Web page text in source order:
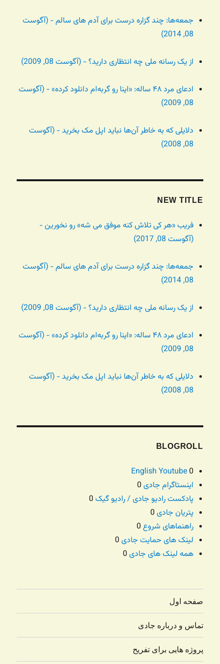
جمعه‌ها: چند گزاره درست برای آدم های سالم - (آگوست
08, 2014)
از یک رسانه ملی چه انتظاری دارید؟ - (آگوست 08, 2009)
ادعای مرد ۴۸ ساله: «اینا رو گربه‌ام دانلود کرده» - (آگوست
08, 2009)
دلایلی که به خاطر آن‌ها نباید اپل مک بخرید - (آگوست
08, 2008)
NEW TITLE
فریب «هر کی تلاش کنه موفق می شه» رو نخورین -
(آگوست 08, 2017)
جمعه‌ها: چند گزاره درست برای آدم های سالم - (آگوست
08, 2014)
از یک رسانه ملی چه انتظاری دارید؟ - (آگوست 08, 2009)
ادعای مرد ۴۸ ساله: «اینا رو گربه‌ام دانلود کرده» - (آگوست
08, 2009)
دلایلی که به خاطر آن‌ها نباید اپل مک بخرید - (آگوست
08, 2008)
BLOGROLL
English Youtube0
اینستاگرام جادی
پادکست رادیو جادی / رادیو گیک
پتریان جادی
راهنماهای شروع
لینک های حمایت جادی
همه لینک های جادی
صفحه اول
تماس و درباره جادی
پروژه هایی برای تفریح